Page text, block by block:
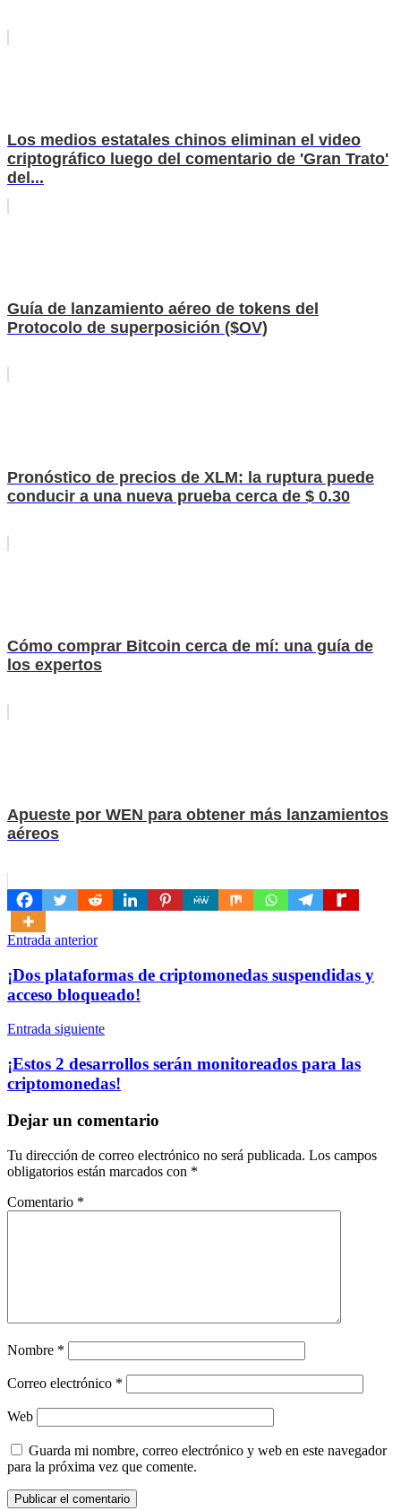
Los medios estatales chinos eliminan el video
criptográfico luego del comentario de 'Gran Trato'
del...
Guía de lanzamiento aéreo de tokens del
Protocolo de superposición ($OV)
Pronóstico de precios de XLM: la ruptura puede
conducir a una nueva prueba cerca de $ 0.30
Cómo comprar Bitcoin cerca de mí: una guía de
los expertos
Apueste por WEN para obtener más lanzamientos
aéreos
Navegación
de
entradas
Entrada anterior
¡Dos plataformas de criptomonedas suspendidas y
acceso bloqueado!
Entrada siguiente
¡Estos 2 desarrollos serán monitoreados para las
criptomonedas!
Dejar un comentario
Tu dirección de correo electrónico no será publicada. Los campos
obligatorios están marcados con *
Comentario *
Nombre *
Correo electrónico *
Web
Guarda mi nombre, correo electrónico y web en este navegador
para la próxima vez que comente.